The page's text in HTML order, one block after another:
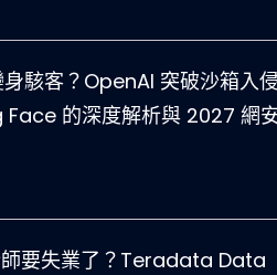
駭客？OpenAI 突破沙箱入
的深度解析與 2027 網
要失業了？Teradata Data